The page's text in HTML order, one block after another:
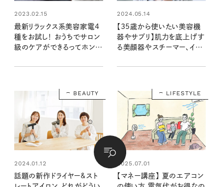
2023.02.15
最新リラックス系美容家電4
種をお試し！ おうちでサロン
級のケアができるってホン
2022】
2024.05.14
【35歳から使いたい美容機
器やサプリ】肌力を底上げす
る美顔器やスチーマー、イン
BEAUTY
2024.01.12
話題の新作ドライヤー&スト
LIFESTYLE
2025.07.01
【マネー講座】 夏のエアコン